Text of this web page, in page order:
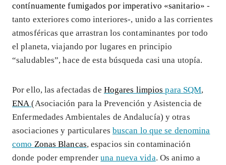
contínuamente fumigados por imperativo «sanitario» -
tanto exteriores como interiores-, unido a las corrientes
atmosféricas que arrastran los contaminantes por todo
el planeta, viajando por lugares en principio
“saludables”, hace de esta búsqueda casi una utopía.
Por ello, las afectadas de Hogares limpios para SQM,
ENA (Asociación para la Prevención y Asistencia de
Enfermedades Ambientales de Andalucía) y otras
asociaciones y particulares buscan lo que se denomina
como Zonas Blancas, espacios sin contaminación
donde poder emprenderuna nueva vida. Os animo a